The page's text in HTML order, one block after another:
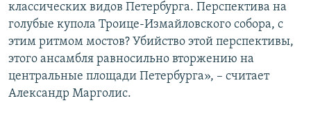
классических видов Петербурга. Перспектива на
голубые купола Троице-Измайловского собора, с
этим ритмом мостов? Убийство этой перспективы,
этого ансамбля равносильно вторжению на
центральные площади Петербурга», – считает
Александр Марголис.